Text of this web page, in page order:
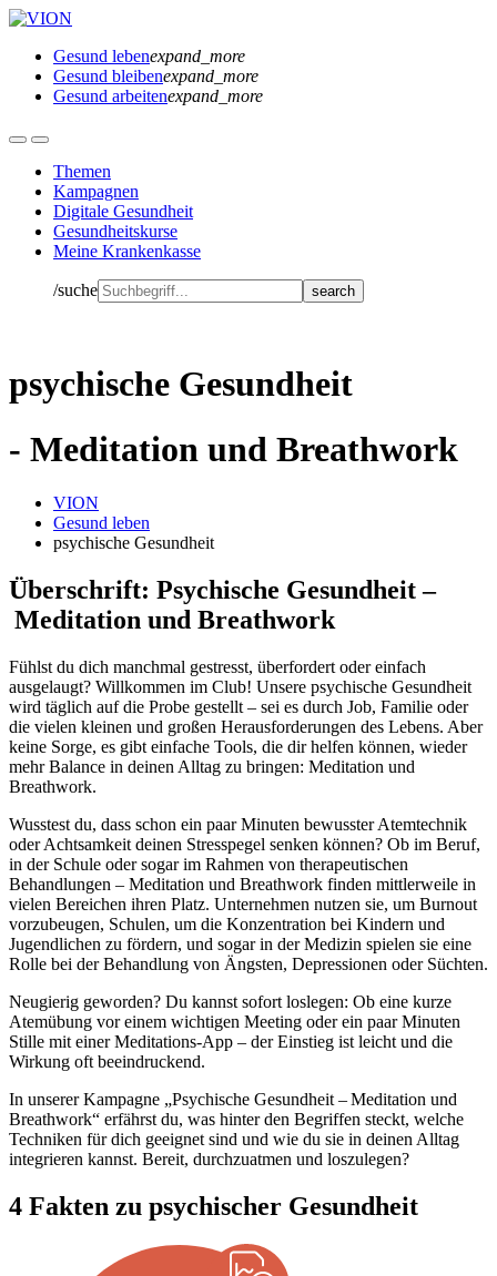
Gesund lebenexpand_more
Gesund bleibenexpand_more
Gesund arbeitenexpand_more
Themen
Kampagnen
Digitale Gesundheit
Gesundheitskurse
Meine Krankenkasse
/suche
psychische Gesundheit
- Meditation und Breathwork
VION
Gesund leben
psychische Gesundheit
Überschrift: Psychische Gesundheit –
Meditation und Breathwork
Fühlst du dich manchmal gestresst, überfordert oder einfach
ausgelaugt? Willkommen im Club! Unsere psychische Gesundheit
wird täglich auf die Probe gestellt – sei es durch Job, Familie oder
die vielen kleinen und großen Herausforderungen des Lebens. Aber
keine Sorge, es gibt einfache Tools, die dir helfen können, wieder
mehr Balance in deinen Alltag zu bringen: Meditation und
Breathwork.
Wusstest du, dass schon ein paar Minuten bewusster Atemtechnik
oder Achtsamkeit deinen Stresspegel senken können? Ob im Beruf,
in der Schule oder sogar im Rahmen von therapeutischen
Behandlungen – Meditation und Breathwork finden mittlerweile in
vielen Bereichen ihren Platz. Unternehmen nutzen sie, um Burnout
vorzubeugen, Schulen, um die Konzentration bei Kindern und
Jugendlichen zu fördern, und sogar in der Medizin spielen sie eine
Rolle bei der Behandlung von Ängsten, Depressionen oder Süchten.
Neugierig geworden? Du kannst sofort loslegen: Ob eine kurze
Atemübung vor einem wichtigen Meeting oder ein paar Minuten
Stille mit einer Meditations-App – der Einstieg ist leicht und die
Wirkung oft beeindruckend.
In unserer Kampagne „Psychische Gesundheit – Meditation und
Breathwork“ erfährst du, was hinter den Begriffen steckt, welche
Techniken für dich geeignet sind und wie du sie in deinen Alltag
integrieren kannst. Bereit, durchzuatmen und loszulegen?
4 Fakten zu psychischer Gesundheit